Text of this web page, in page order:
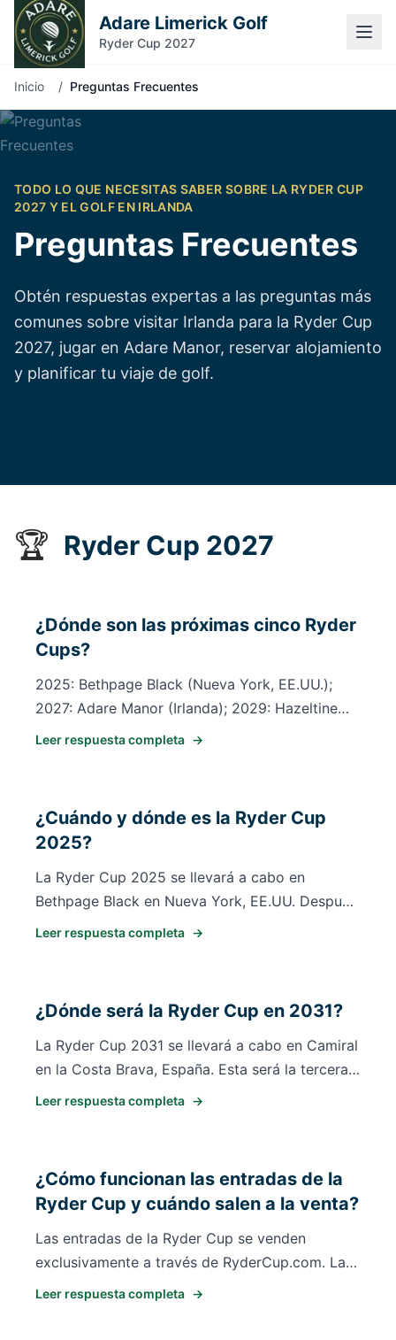
Adare Limerick Golf
Ryder Cup 2027
Inicio / Preguntas Frecuentes
TODO LO QUE NECESITAS SABER SOBRE LA RYDER CUP
2027 Y EL GOLF EN IRLANDA
Preguntas Frecuentes
Obtén respuestas expertas a las preguntas más
comunes sobre visitar Irlanda para la Ryder Cup
2027, jugar en Adare Manor, reservar alojamiento
y planificar tu viaje de golf.
🏆 Ryder Cup 2027
¿Dónde son las próximas cinco Ryder
Cups?
2025: Bethpage Black (Nueva York, EE.UU.);
2027: Adare Manor (Irlanda); 2029: Hazeltine
(Minnesota, EE.UU.); 2031: Camiral (Costa
europea 2035 por anunciar.
Leer respuesta completa →
¿Cuándo y dónde es la Ryder Cup
2025?
La Ryder Cup 2025 se llevará a cabo en
Bethpage Black en Nueva York, EE.UU. Después
de eso, la Ryder Cup regresa a Europa en 2027
Leer respuesta completa →
¿Dónde será la Ryder Cup en 2031?
La Ryder Cup 2031 se llevará a cabo en Camiral
en la Costa Brava, España. Esta será la tercera
vez que España alberga la Ryder Cup, después
Leer respuesta completa →
¿Cómo funcionan las entradas de la
Ryder Cup y cuándo salen a la venta?
Las entradas de la Ryder Cup se venden
exclusivamente a través de RyderCup.com. Las
entradas para rondas de práctica (13-16 sept
Leer respuesta completa →